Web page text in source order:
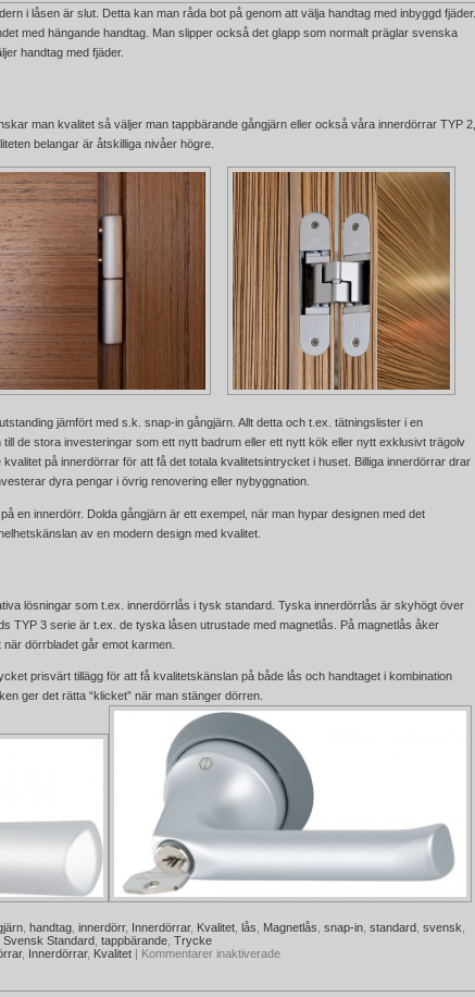
i låsen är slut. Detta kan man råda bot på genom att välja handtag med inbyggd fjäder.
med hängande handtag. Man slipper också det glapp som normalt präglar svenska
handtag med fjäder.
man kvalitet så väljer man tappbärande gångjärn eller också våra innerdörrar TYP 2
belangar är åtskilliga nivåer högre.
jämfört med s.k. snap-in gångjärn. Allt detta och t.ex. tätningslister i en
de stora investeringar som ett nytt badrum eller ett nytt kök eller nytt exklusivt trägolv
på innerdörrar för att få det totala kvalitetsintrycket i huset. Billiga innerdörrar drar
dyra pengar i övrig renovering eller nybyggnation.
en innerdörr. Dolda gångjärn är ett exempel, när man hypar designen med det
av en modern design med kvalitet.
lösningar som t.ex. innerdörrlås i tysk standard. Tyska innerdörrlås är skyhögt över
TYP 3 serie är t.ex. de tyska låsen utrustade med magnetlås. På magnetlås åker
dörrbladet går emot karmen.
prisvärt tillägg för att få kvalitetskänslan på både lås och handtaget i kombination
ger det rätta “klicket” när man stänger dörren.
, handtag, innerdörr, Innerdörrar, Kvalitet, lås Magnetlås snap-in, standard, svensk
Svensk Standard tappbärande Trycke
, Innerdörrar, Kvalitet| Kommentarer inaktiverade